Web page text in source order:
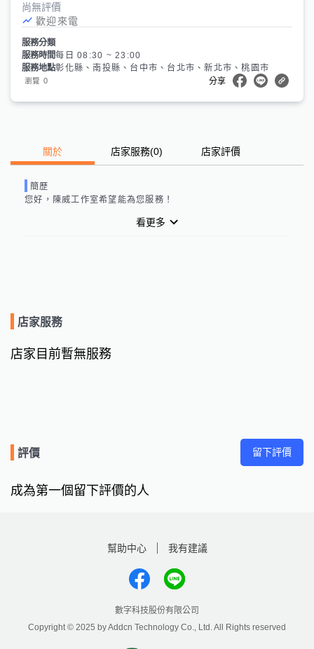
尚無評價
歡迎來電
服務分類
服務時間每日 08:30 ~ 23:00
服務地點彰化縣、南投縣、台中市、台北市、新北市、桃園市
瀏覽 0 分享
關於 店家服務(0) 店家評價
簡歷
您好， 陳威工作室希望能為您服務！
看更多
店家服務
店家目前暫無服務
評價 留下評價
成為第一個留下評價的人
幫助中心 我有建議
數字科技股份有限公司
Copyright © 2025 by Addcn Technology Co., Ltd. All Rights reserved